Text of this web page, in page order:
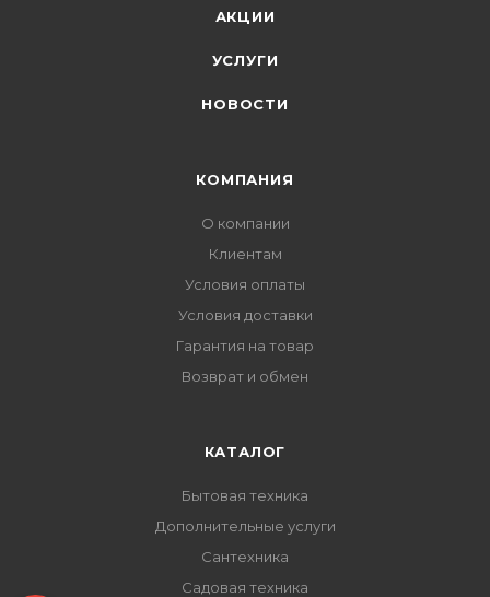
АКЦИИ
УСЛУГИ
НОВОСТИ
КОМПАНИЯ
О компании
Клиентам
Условия оплаты
Условия доставки
Гарантия на товар
Возврат и обмен
КАТАЛОГ
Бытовая техника
Дополнительные услуги
Сантехника
Садовая техника